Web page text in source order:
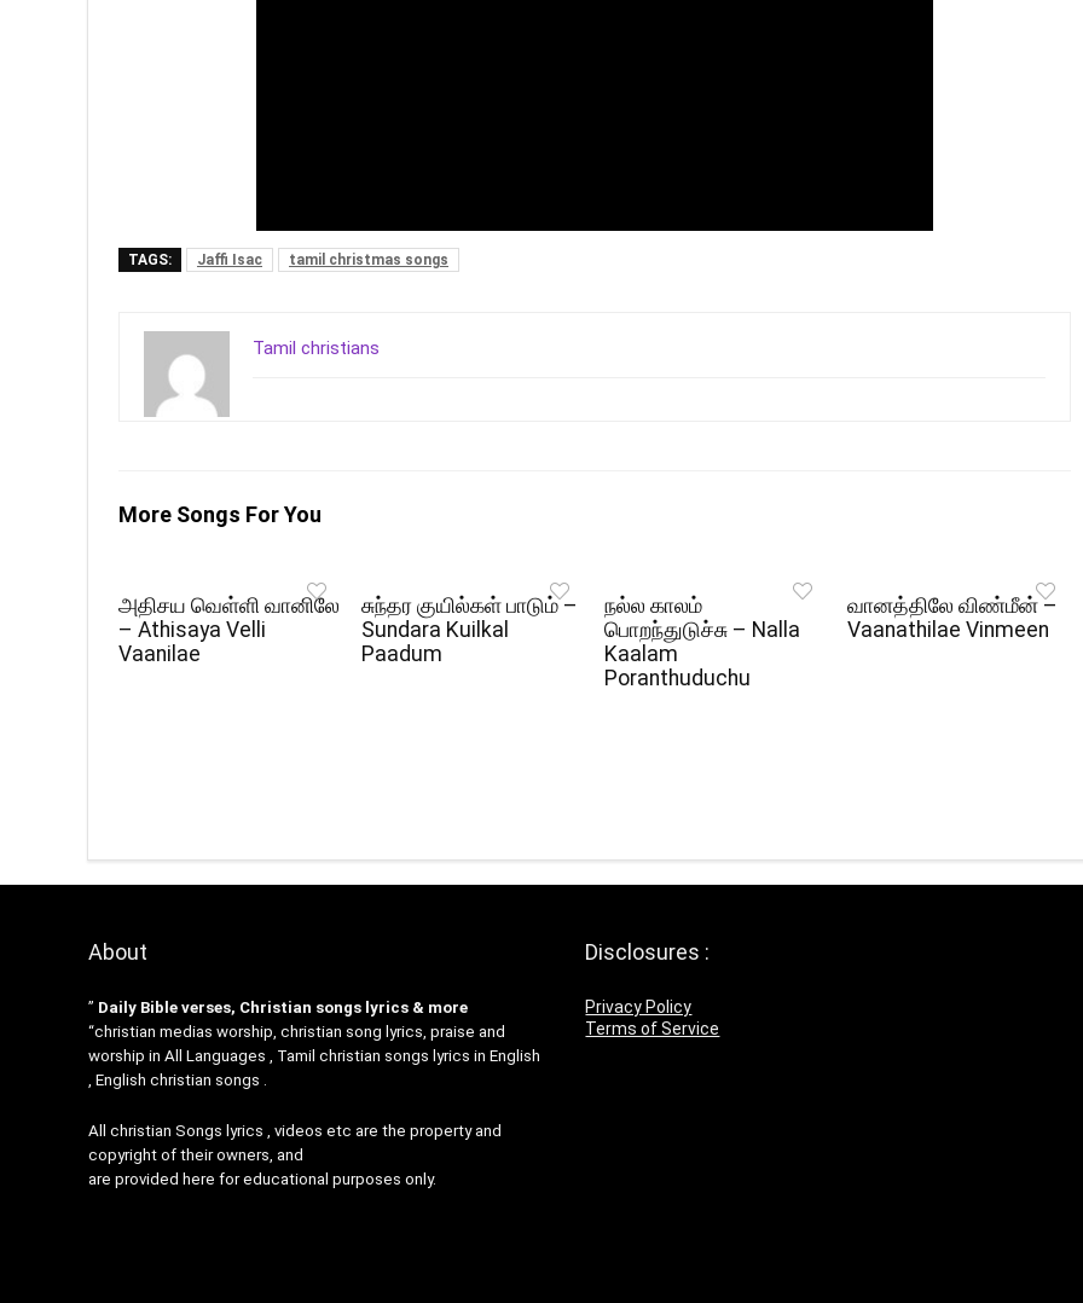
TAGS: Jaffi Isac tamil christmas songs
Tamil christians
More Songs For You
அதிசய வெள்ளி வானிலே
– Athisaya Velli
Vaanilae
சுந்தர குயில்கள் பாடும் –
Sundara Kuilkal
Paadum
நல்ல காலம்
பொறந்துடுச்சு – Nalla
Kaalam
Poranthuduchu
வானத்திலே விண்மீன் –
Vaanathilae Vinmeen
About
” Daily Bible verses, Christian songs lyrics & more
“christian medias worship, christian song lyrics, praise and
worship in All Languages , Tamil christian songs lyrics in English
, English christian songs .
All christian Songs lyrics , videos etc are the property and
copyright of their owners, and
are provided here for educational purposes only.
Disclosures :
Privacy Policy
Terms of Service